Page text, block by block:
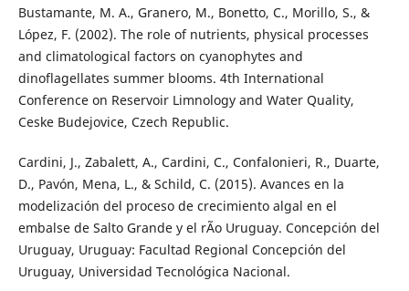
Bustamante, M. A., Granero, M., Bonetto, C., Morillo, S., &
López, F. (2002). The role of nutrients, physical processes
and climatological factors on cyanophytes and
dinoflagellates summer blooms. 4th International
Conference on Reservoir Limnology and Water Quality,
Ceske Budejovice, Czech Republic.
Cardini, J., Zabalett, A., Cardini, C., Confalonieri, R., Duarte,
D., Pavón, Mena, L., & Schild, C. (2015). Avances en la
modelización del proceso de crecimiento algal en el
embalse de Salto Grande y el rÃ­o Uruguay. Concepción del
Uruguay, Uruguay: Facultad Regional Concepción del
Uruguay, Universidad Tecnológica Nacional.